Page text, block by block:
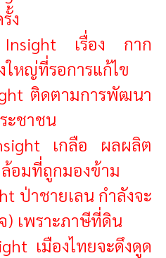
ง
เรื่อง กาก
หญ่ที่รอการแก้ไข
ติดตามการพัฒนา
ะชาชน
เกลือ ผลผลิต
ล้อมที่ถูกมองข้าม
ป่าชายเลน กำลังจะ
) เพราะภาษีที่ดิน
เมืองไทยจะดึงดูด